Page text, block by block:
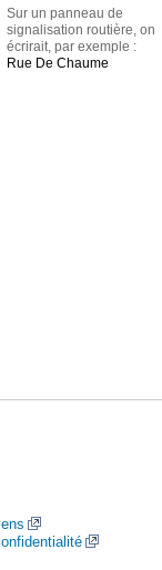
Sur un panneau de
signalisation routière, on
écrirait, par exemple :
Rue De Chaume